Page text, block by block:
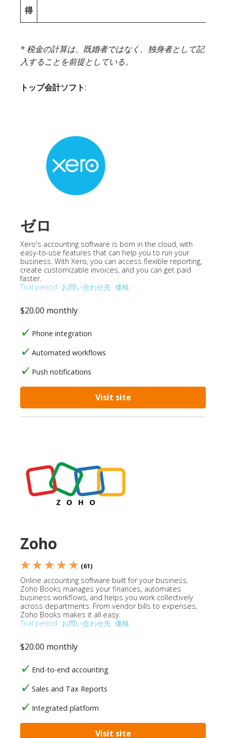
得
* 税金の計算は、既婚者ではなく、独身者として記
入することを前提としている。
トップ会計ソフト:
ゼロ
Xero's accounting software is born in the cloud, with
easy-to-use features that can help you to run your
business. With Xero, you can access flexible reporting,
create customizable invoices, and you can get paid
faster.
Trial period お問い合わせ先 価格
$20.00 monthly
Phone integration
Automated workflows
Push notifications
Visit site
Zoho
★ ★ ★ ★ ★ (61)
Online accounting software built for your business.
Zoho Books manages your finances, automates
business workflows, and helps you work collectively
across departments. From vendor bills to expenses,
Zoho Books makes it all easy.
Trial period お問い合わせ先 価格
$20.00 monthly
End-to-end accounting
Sales and Tax Reports
Integrated platform
Visit site